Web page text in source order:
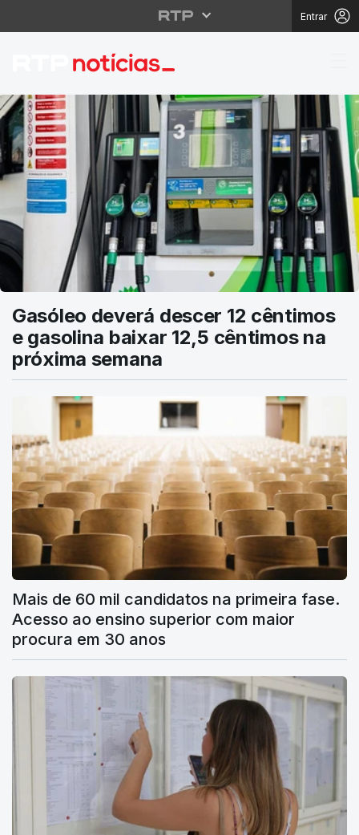
Entrar
RTP Notícias
Gasóleo deverá descer 12 cêntimos
e gasolina baixar 12,5 cêntimos na
próxima semana
Mais de 60 mil candidatos na primeira fase.
Acesso ao ensino superior com maior
procura em 30 anos